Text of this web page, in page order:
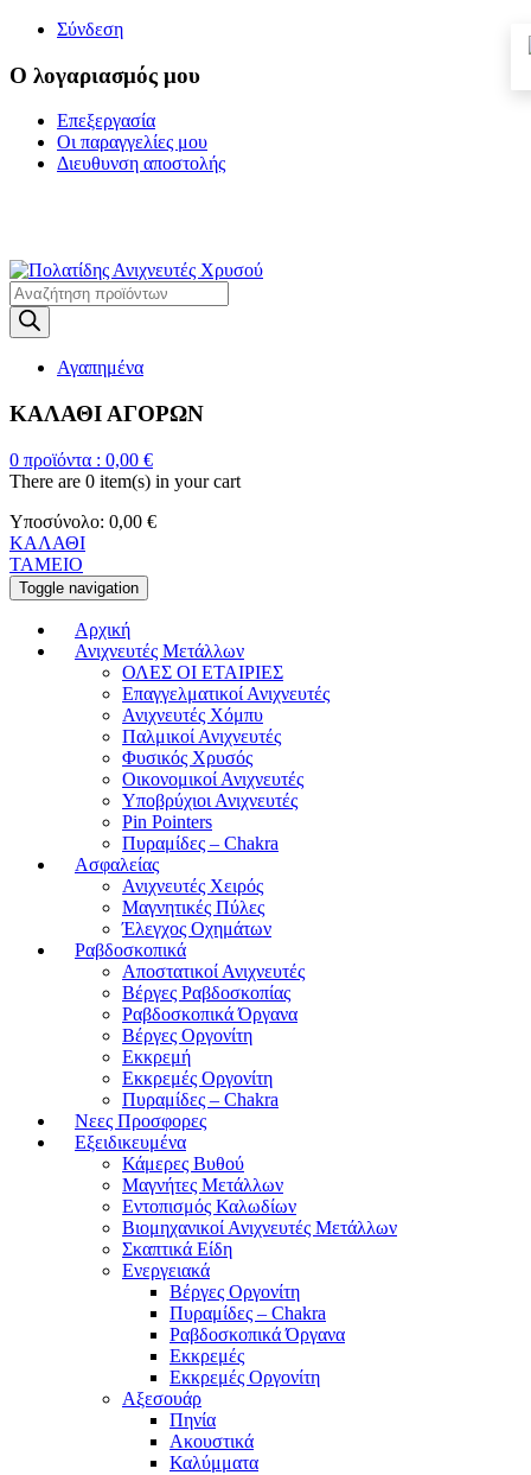
Σύνδεση
Ο λογαριασμός μου
Επεξεργασία
Οι παραγγελίες μου
Διευθυνση αποστολής
Products
search
Αγαπημένα
ΚΑΛΑΘΙ ΑΓΟΡΩΝ
0 προϊόντα : 0,00 €
There are 0 item(s) in your cart
Υποσύνολο: 0,00 €
ΚΑΛΑΘΙ
ΤΑΜΕΙΟ
Toggle navigation
Αρχική
Ανιχνευτές Μετάλλων
ΟΛΕΣ ΟΙ ΕΤΑΙΡΙΕΣ
Επαγγελματικοί Ανιχνευτές
Ανιχνευτές Χόμπυ
Παλμικοί Ανιχνευτές
Φυσικός Χρυσός
Οικονομικοί Ανιχνευτές
Υποβρύχιοι Ανιχνευτές
Pin Pointers
Πυραμίδες – Chakra
Ασφαλείας
Ανιχνευτές Χειρός
Μαγνητικές Πύλες
Έλεγχος Οχημάτων
Ραβδοσκοπικά
Αποστατικοί Ανιχνευτές
Βέργες Ραβδοσκοπίας
Ραβδοσκοπικά Όργανα
Βέργες Οργονίτη
Εκκρεμή
Εκκρεμές Οργονίτη
Πυραμίδες – Chakra
Νεες Προσφορες
Εξειδικευμένα
Κάμερες Βυθού
Μαγνήτες Μετάλλων
Εντοπισμός Καλωδίων
Βιομηχανικοί Ανιχνευτές Μετάλλων
Σκαπτικά Είδη
Ενεργειακά
Βέργες Οργονίτη
Πυραμίδες – Chakra
Ραβδοσκοπικά Όργανα
Εκκρεμές
Εκκρεμές Οργονίτη
Αξεσουάρ
Πηνία
Ακουστικά
Καλύμματα